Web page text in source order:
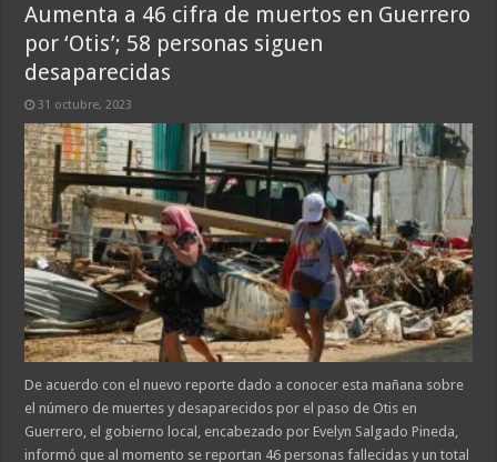
Aumenta a 46 cifra de muertos en Guerrero
por ‘Otis’; 58 personas siguen
desaparecidas
31 octubre, 2023
De acuerdo con el nuevo reporte dado a conocer esta mañana sobre
el número de muertes y desaparecidos por el paso de Otis en
Guerrero, el gobierno local, encabezado por Evelyn Salgado Pineda,
informó que al momento se reportan 46 personas fallecidas y un total